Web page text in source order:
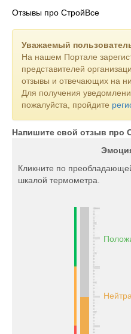
Отзывы про СтройВсе
Уважаемый
На нашем Портале
представителей
отзывы и отвечающих на
Для получения
пожалуйста, пройдите
Напишите свой отзыв про
Кликните по
шкалой термометра.